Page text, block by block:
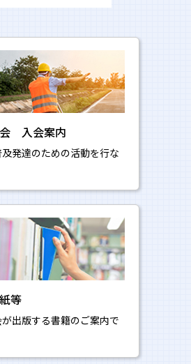
源とする大規模地震により犠牲とな
み申し上げるとともに、被災された
、関係者の皆様に対してお見舞い申
被災地域の一日も早い復興をお祈り
入会案内
発達のための活動を行な
等
出版する書籍のご案内で